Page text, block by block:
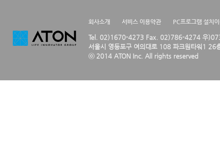
회사소개 서비스 이용약관 PC프로그램 설치
Tel. 02)1670-4273 Fax. 02)786-4274 우
서울시 영등포구 여의대로 108 파크원타워1 26
ⓒ 2014 ATON Inc. All rights reserved